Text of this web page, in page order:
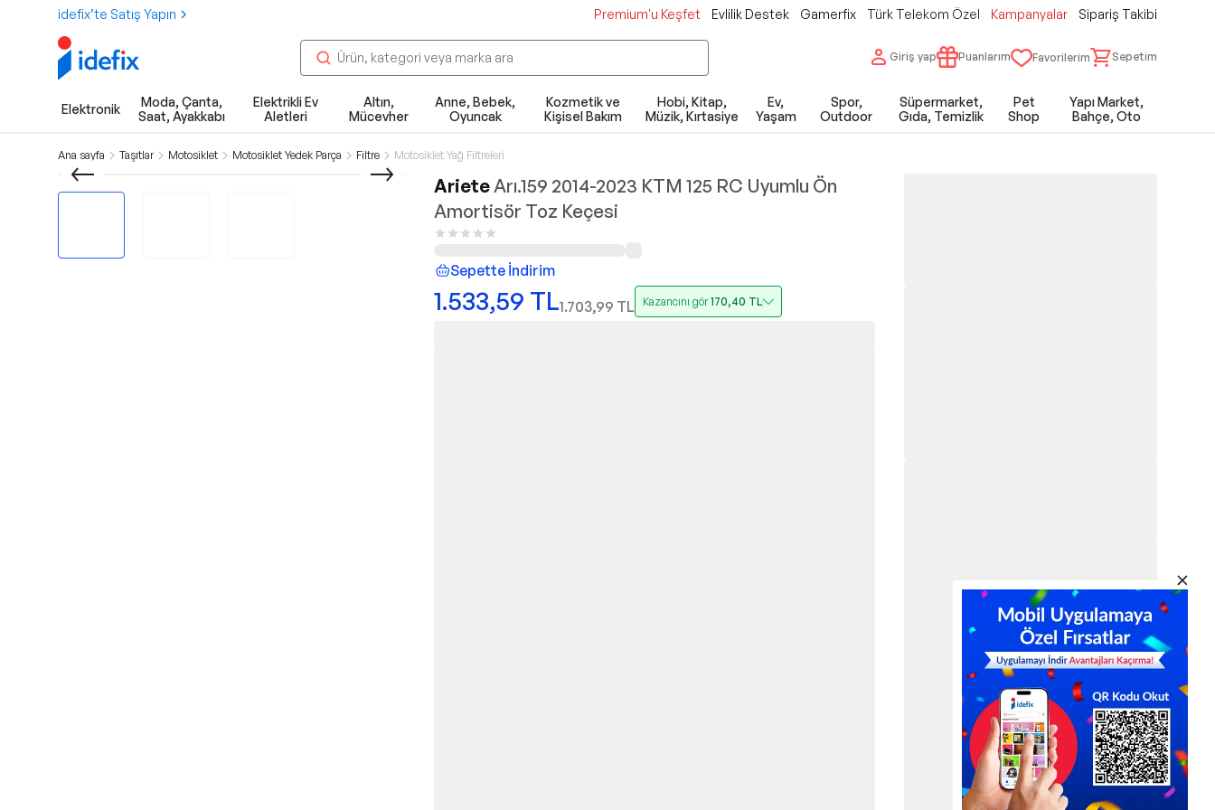
idefix’te Satış Yapın Premium'u Keşfet Evlilik Destek Gamerfix Türk Telekom Özel Kampanyalar Sipariş Takibi
Giriş yap Puanlarım Favorilerim Sepetim
Elektronik
Moda, Çanta,
Saat, Ayakkabı
Elektrikli Ev
Aletleri
Altın,
Mücevher
Anne, Bebek,
Oyuncak
Kozmetik ve
Kişisel Bakım
Hobi, Kitap,
Müzik, Kırtasiye
Ev,
Yaşam
Spor,
Outdoor
Süpermarket,
Gıda, Temizlik
Pet
Shop
Yapı Market,
Bahçe, Oto
Ana sayfa Taşıtlar Motosiklet Motosiklet Yedek Parça Filtre Motosiklet Yağ Filtreleri
ArieteArı.159 2014-2023 KTM 125 RC Uyumlu Ön
Amortisör Toz Keçesi
Sepette İndirim
1.533,59 TL1.703,99 TL Kazancını gör170,40 TL